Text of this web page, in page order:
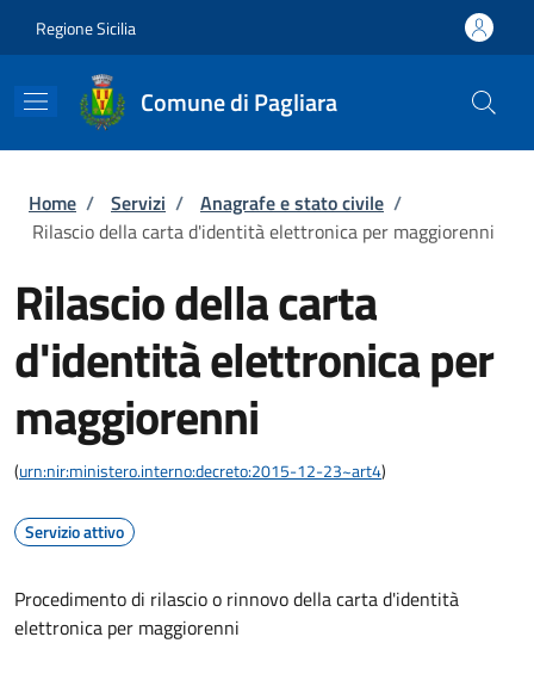
Regione Sicilia
Comune di Pagliara
Briciole di pane
Home / Servizi / Anagrafe e stato civile /
Rilascio della carta d'identità elettronica per maggiorenni
Rilascio della carta
d'identità elettronica per
maggiorenni
(urn:nir:ministero.interno:decreto:2015-12-23~art4)
Servizio attivo
Procedimento di rilascio o rinnovo della carta d'identità
elettronica per maggiorenni